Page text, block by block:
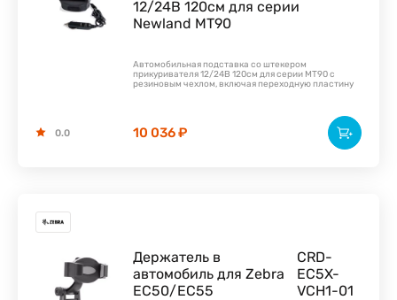
12/24В 120см для серии
Newland MT90
Автомобильная подставка со штекером
прикуривателя 12/24В 120см для серии MT90 с
резиновым чехлом, включая переходную пластину
10 036 ₽
0.0
Держатель в
автомобиль для Zebra
EC50/EC55
CRD-
EC5X-
VCH1-01